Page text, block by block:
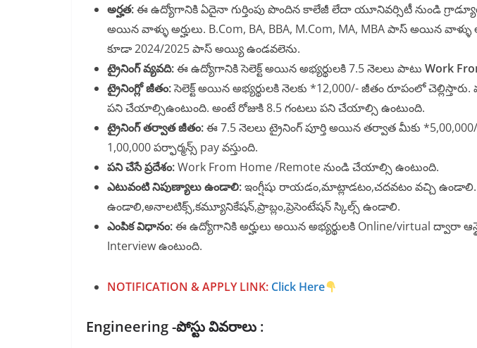
అర్హత:ఈ ఉద్యోగానికి ఏదైనా గుర్తింపు పొందిన కాలేజీ లేదా యూనివర్సిటీ నుండి
అయిన వాళ్ళు అర్హులు. B.Com, BA, BBA, M.Com, MA, MBA పాస్ అయిన వాళ్ళు
కూడా 2024/2025 పాస్ అయ్యి ఉండవలెను.
ట్రైనింగ్ వ్యవది:ఈ ఉద్యోగానికి సెలెక్ట్ అయిన అభ్యర్థులకి 7.5 నెలలు పాటు Work
ట్రైనింగ్లో జీతం:సెలెక్ట్ అయిన అభ్యర్థులకి నెలకు *12,000/- జీతం రూపంలో
పని చేయాల్సిఉంటుంది. అంటే రోజుకి 8.5 గంటలు పని చేయాల్సి ఉంటుంది.
ట్రైనింగ్ తర్వాత జీతం:ఈ 7.5 నెలలు ట్రైనింగ్ పూర్తి అయిన తర్వాత మీకు
1,00,000 పర్ఫార్మన్స్ pay వస్తుంది.
పని చేసే ప్రదేశం:Work From Home /Remote నుండి చేయాల్సి ఉంటుంది.
ఎటువంటి నిపుణ్యాలు ఉండాలి:ఇంగ్షీషు రాయడం,మాట్లాడటం,చదవటం వచ్చి ఉండాలి.
ఉండాలి,అనాలటిక్స్,కమ్యూనికేషన్,ప్రాబ్లం,ప్రెసెంటేషన్ స్కిల్స్ ఉండాలి.
ఎంపిక విధానం:ఈ ఉద్యోగానికి అర్హులు అయిన అభ్యర్థులకి Online/virtual ద్వారా
Interview ఉంటుంది.
NOTIFICATION & APPLY LINK: Click Here
Engineering -పోస్టు వివరాలు :